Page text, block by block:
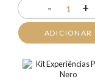
- 1 +
ADICIONAR